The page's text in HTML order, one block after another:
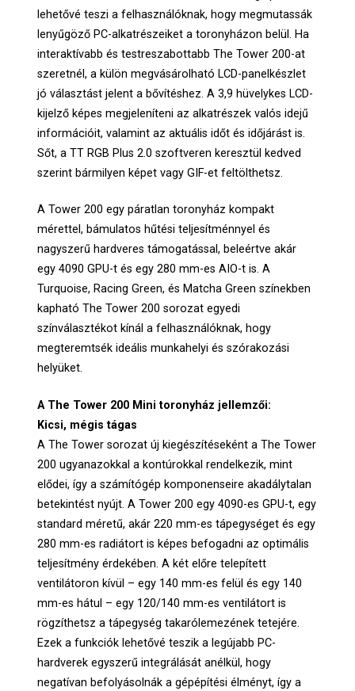
lehetővé teszi a felhasználóknak, hogy megmutassák
lenyűgöző PC-alkatrészeiket a toronyházon belül. Ha
interaktívabb és testreszabottabb The Tower 200-at
szeretnél, a külön megvásárolható LCD-panelkészlet
jó választást jelent a bővítéshez. A 3,9 hüvelykes LCD-
kijelző képes megjeleníteni az alkatrészek valós idejű
információit, valamint az aktuális időt és időjárást is.
Sőt, a TT RGB Plus 2.0 szoftveren keresztül kedved
szerint bármilyen képet vagy GIF-et feltölthetsz.
A Tower 200 egy páratlan toronyház kompakt
mérettel, bámulatos hűtési teljesítménnyel és
nagyszerű hardveres támogatással, beleértve akár
egy 4090 GPU-t és egy 280 mm-es AIO-t is. A
Turquoise, Racing Green, és Matcha Green színekben
kapható The Tower 200 sorozat egyedi
színválasztékot kínál a felhasználóknak, hogy
megteremtsék ideális munkahelyi és szórakozási
helyüket.
A The Tower 200 Mini toronyház jellemzői:
Kicsi, mégis tágas
A The Tower sorozat új kiegészítéseként a The Tower
200 ugyanazokkal a kontúrokkal rendelkezik, mint
elődei, így a számítógép komponenseire akadálytalan
betekintést nyújt. A Tower 200 egy 4090-es GPU-t, egy
standard méretű, akár 220 mm-es tápegységet és egy
280 mm-es radiátort is képes befogadni az optimális
teljesítmény érdekében. A két előre telepített
ventilátoron kívül – egy 140 mm-es felül és egy 140
mm-es hátul – egy 120/140 mm-es ventilátort is
rögzíthetsz a tápegység takarólemezének tetejére.
Ezek a funkciók lehetővé teszik a legújabb PC-
hardverek egyszerű integrálását anélkül, hogy
negatívan befolyásolnák a gépépítési élményt, így a